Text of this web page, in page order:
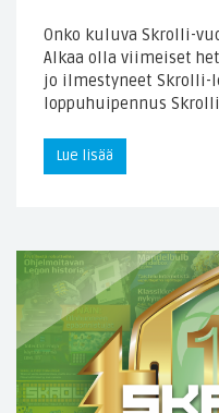
Onko kuluva Skrolli-
Alkaa olla viimeiset
jo ilmestyneet Skrolli-
loppuhuipennus Skrolli
Lue lisää